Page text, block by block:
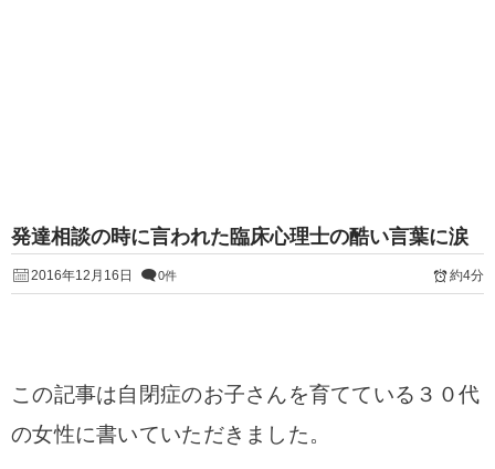
発達相談の時に言われた臨床心理士の酷い言葉に涙
2016年12月16日 0件 約4分
この記事は自閉症のお子さんを育てている３０代
の女性に書いていただきました。